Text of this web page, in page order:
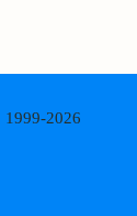
1999-2026